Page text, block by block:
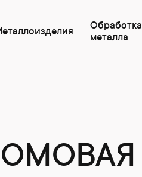
Обработка
металла